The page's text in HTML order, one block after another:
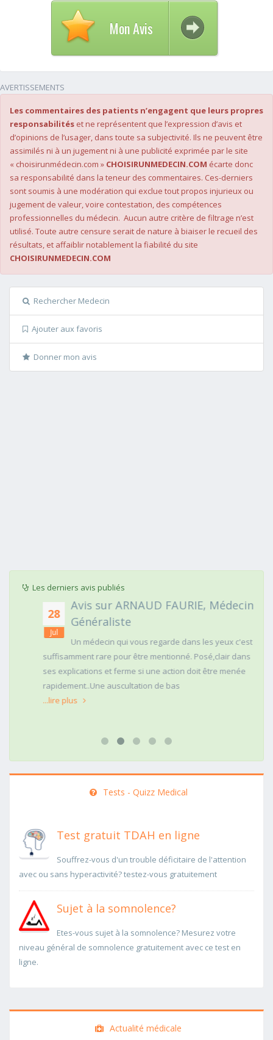
Mon Avis
AVERTISSEMENTS
Les commentaires des patients n’engagent que leurs propres
responsabilités et ne représentent que l’expression d’avis et
d’opinions de l’usager, dans toute sa subjectivité. Ils ne peuvent être
assimilés ni à un jugement ni à une publicité exprimée par le site
« choisirunmédecin.com » CHOISIRUNMEDECIN.COM écarte donc
sa responsabilité dans la teneur des commentaires. Ces-derniers
sont soumis à une modération qui exclue tout propos injurieux ou
jugement de valeur, voire contestation, des compétences
professionnelles du médecin. Aucun autre critère de filtrage n’est
utilisé. Toute autre censure serait de nature à biaiser le recueil des
résultats, et affaiblir notablement la fiabilité du site
CHOISIRUNMEDECIN.COM
Rechercher Medecin
Ajouter aux favoris
Donner mon avis
Les derniers avis publiés
28
Avis sur ARNAUD FAURIE, Médecin
Généraliste
Un médecin qui vous regarde dans les yeux c'est
suffisamment rare pour être mentionné. Posé,clair dans
ses explications et ferme si une action doit être menée
rapidement..Une auscultation de bas
...lire plus
Tests - Quizz Medical
Test gratuit TDAH en ligne
Souffrez-vous d'un trouble déficitaire de l'attention
avec ou sans hyperactivité? testez-vous gratuitement
Sujet à la somnolence?
Etes-vous sujet à la somnolence? Mesurez votre
niveau général de somnolence gratuitement avec ce test en
ligne.
Actualité médicale